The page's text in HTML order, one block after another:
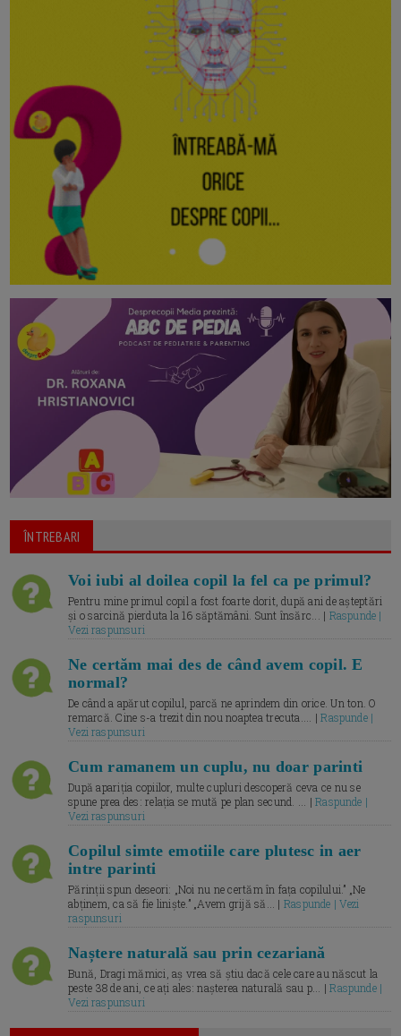
ÎNTREBARI
Voi iubi al doilea copil la fel ca pe primul?
Pentru mine primul copil a fost foarte dorit, după ani de așteptări
și o sarcină pierduta la 16 săptămâni. Sunt însărc... | Raspunde |
Vezi raspunsuri
Ne certăm mai des de când avem copil. E
normal?
De când a apărut copilul, parcă ne aprindem din orice. Un ton. O
remarcă. Cine s-a trezit din nou noaptea trecuta.... |Raspunde |
Vezi raspunsuri
Cum ramanem un cuplu, nu doar parinti
După apariția copiilor, multe cupluri descoperă ceva ce nu se
spune prea des: relația se mută pe plan secund. ... |Raspunde |
Vezi raspunsuri
Copilul simte emotiile care plutesc in aer
intre parinti
Părinții spun deseori: „Noi nu ne certăm în fața copilului.” „Ne
abținem, ca să fie liniște.” „Avem grijă să... | Raspunde | Vezi
raspunsuri
Naștere naturală sau prin cezariană
Bună, Dragi mămici, aș vrea să știu dacă cele care au născut la
peste 38 de ani, ce ați ales: nașterea naturală sau p... |Raspunde |
Vezi raspunsuri